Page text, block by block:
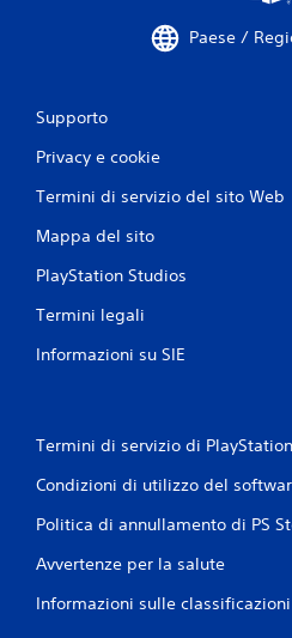
Paese /
Supporto
Privacy e cookie
Termini di servizio del sito Web
Mappa del sito
PlayStation Studios
Termini legali
Informazioni su SIE
Termini di servizio di PlayStation
Condizioni di utilizzo del
Politica di annullamento di PS
Avvertenze per la salute
Informazioni sulle classificazioni